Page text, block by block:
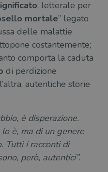
: letterale per
mortale” legato
delle malattie
costantemente;
comporta la caduta
di perdizione
autentiche storie
è disperazione.
è, ma di un genere
Tutti i racconti di
però, autentici”.